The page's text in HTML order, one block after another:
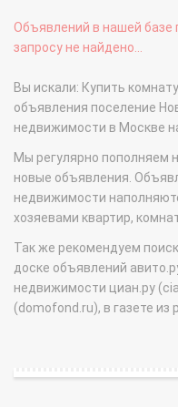
Объявлений в нашей базе
запросу не найдено...
Вы искали: Купить
объявления поселение
недвижимости в Москве
Мы регулярно пополняем
новые объявления.
недвижимости
хозяевами квартир,
Так же рекомендуем
доске объявлений
недвижимости циан.ру
(domofond.ru), в газете из